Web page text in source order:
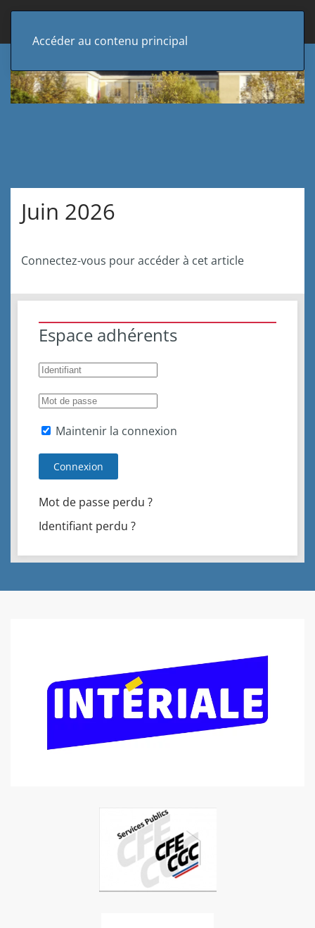
Accéder au contenu principal
Juin 2026
Connectez-vous pour accéder à cet article
Espace adhérents
Maintenir la connexion
Connexion
Mot de passe perdu ?
Identifiant perdu ?